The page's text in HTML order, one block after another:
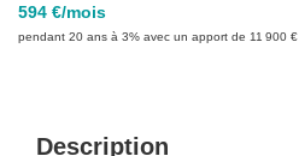
594 €/mois
pendant 20 ans à 3% avec un apport de 11 900 €
Description